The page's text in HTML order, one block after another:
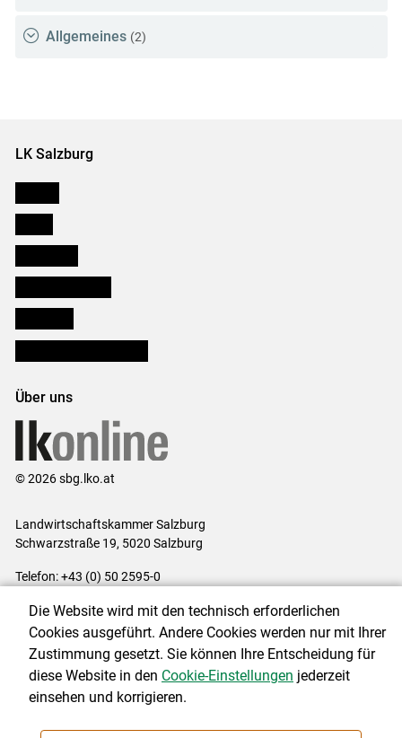
Allgemeines (2)
LK Salzburg
Über uns
© 2026 sbg.lko.at
Landwirtschaftskammer Salzburg
Schwarzstraße 19, 5020 Salzburg
Telefon: +43 (0) 50 2595-0
Impressum|Kontakt|Datenschutzerklärung|Barrierefreiheit|
Cookie-Einstellungen
NEWSLETTER
Die Website wird mit den technisch erforderlichen
Cookies ausgeführt. Andere Cookies werden nur mit Ihrer
Zustimmung gesetzt. Sie können Ihre Entscheidung für
diese Website in den Cookie-Einstellungen jederzeit
einsehen und korrigieren.